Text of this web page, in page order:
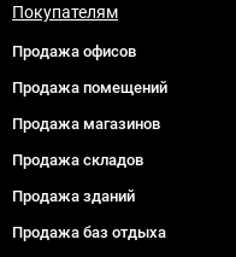
Покупателям
Продажа офисов
Продажа помещений
Продажа магазинов
Продажа складов
Продажа зданий
Продажа баз отдыха